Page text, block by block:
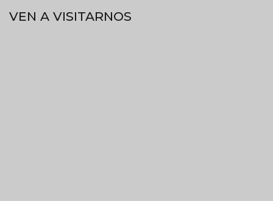
VEN A VISITARNOS